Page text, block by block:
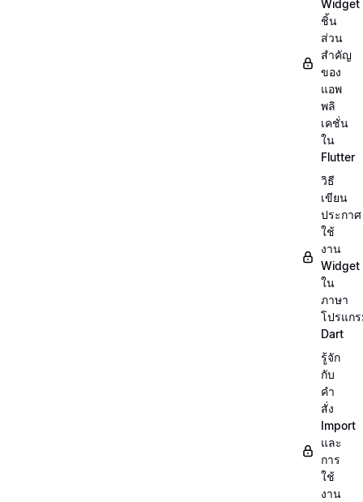
Widget
ชิ้น
ส่วน
สำคัญ
ของ
แอพ
พลิ
เคชั่น
ใน
Flutter
วิธี
เขียน
ประกาศ
ใช้
งาน
Widget
ใน
ภาษา
โปรแก
Dart
รู้จัก
กับ
คำ
สั่ง
Import
และ
การ
ใช้
งาน